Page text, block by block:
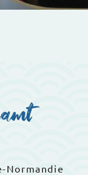
Normandie